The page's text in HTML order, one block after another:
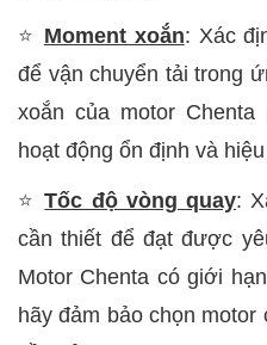
⭐ Moment xoắn: Xác
để vận chuyển tải trong
xoắn của motor
hoạt động ổn định và
⭐Tốc độ vòng quay:
cần thiết để đạt được
Motor Chenta có giới
hãy đảm bảo chọn